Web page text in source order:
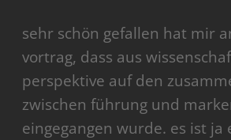
sehr schön gefallen hat mir
vortrag, dass aus
perspektive auf den
zwischen führung und
eingegangen wurde. es ist ja